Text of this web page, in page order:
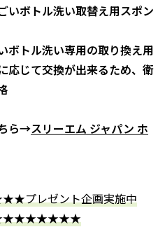
ボトル洗い取替え用スポン
ボトル洗い専用の取り換え用
応じて交換が出来るため、衛
ら→スリーエム ジャパン ホ
ゼント企画実施中